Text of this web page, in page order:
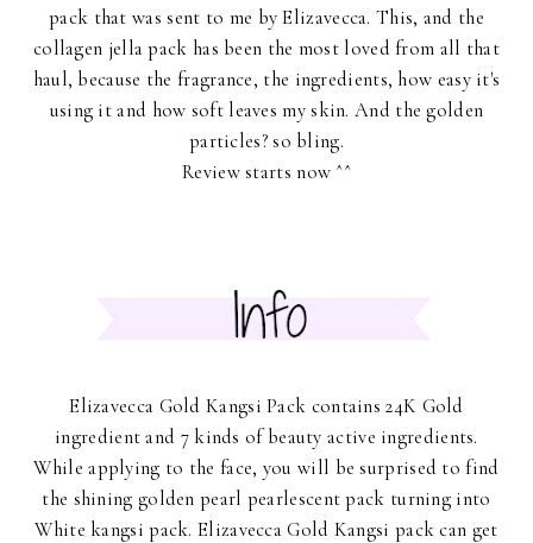
pack that was sent to me by Elizavecca. This, and the
collagen jella pack has been the most loved from all that
haul, because the fragrance, the ingredients, how easy it's
using it and how soft leaves my skin. And the golden
particles? so bling.
Review starts now ^^
Elizavecca Gold Kangsi Pack contains 24K Gold
ingredient and 7 kinds of beauty active ingredients.
While applying to the face, you will be surprised to find
the shining golden pearl pearlescent pack turning into
White kangsi pack. Elizavecca Gold Kangsi pack can get